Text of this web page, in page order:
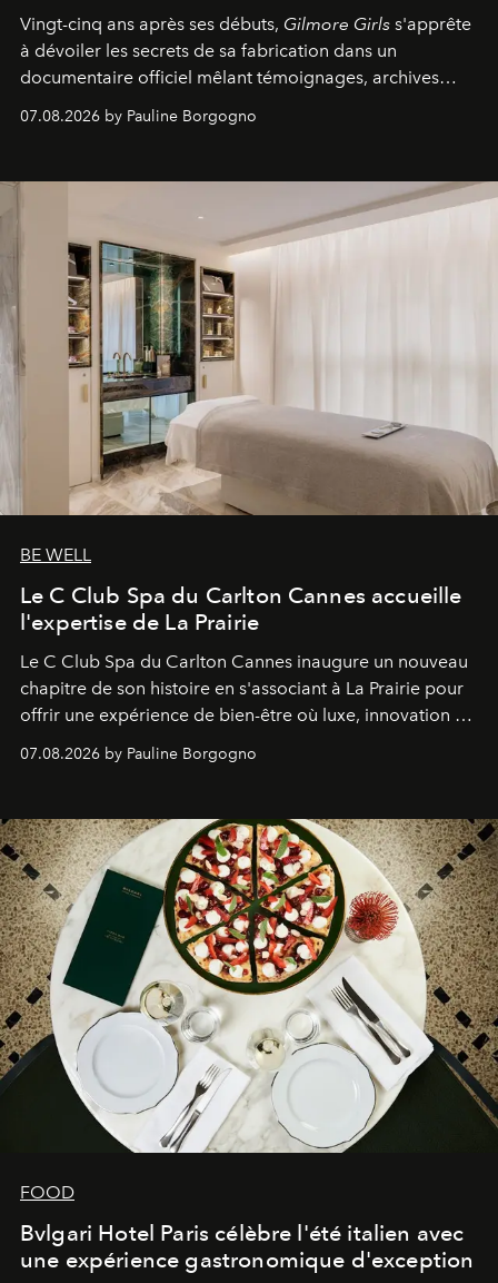
Vingt-cinq ans après ses débuts, Gilmore Girls s'apprête
à dévoiler les secrets de sa fabrication dans un
documentaire officiel mêlant témoignages, archives
inédites et plongée dans les coulisses d'un phénomène
générationnel.
07.08.2026 by Pauline Borgogno
BE WELL
Le C Club Spa du Carlton Cannes accueille
l'expertise de La Prairie
Le C Club Spa du Carlton Cannes inaugure un nouveau
chapitre de son histoire en s'associant à La Prairie pour
offrir une expérience de bien-être où luxe, innovation et
expertise se rencontrent.
07.08.2026 by Pauline Borgogno
FOOD
Bvlgari Hotel Paris célèbre l'été italien avec
une expérience gastronomique d'exception